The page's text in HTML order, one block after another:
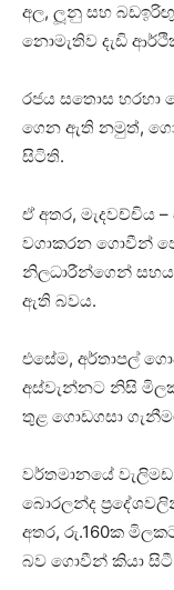
අල, ලූනු සහ
නොමැතිව දැඩි
රජය සතොස හරහා
ගෙන ඇති නමුත්,
සිටිති.
ඒ අතර, මැදවච්චිය
වගාකරන ගොවීන්
නිලධාරීන්ගෙන්
ඇති බවය.
එසේම, අර්තාපල්
අස්වැන්නට නිසි
තුළ ගොඩගසා
වර්තමානයේ
බොරලන්ද
අතර, රු.160ක
බව ගොවීන් කියා